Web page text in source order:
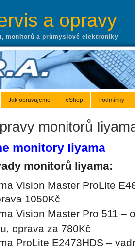
a opravy
monitorů a průmyslové elektroniky
Jak opravujeme eShop Podmínky
monitorů
monitory Iiyama
monitorů Iiyama:
Vision Master ProLite
1050Kč
Vision Master Pro 511 –
oprava za 780Kč
ProLite E2473HDS –